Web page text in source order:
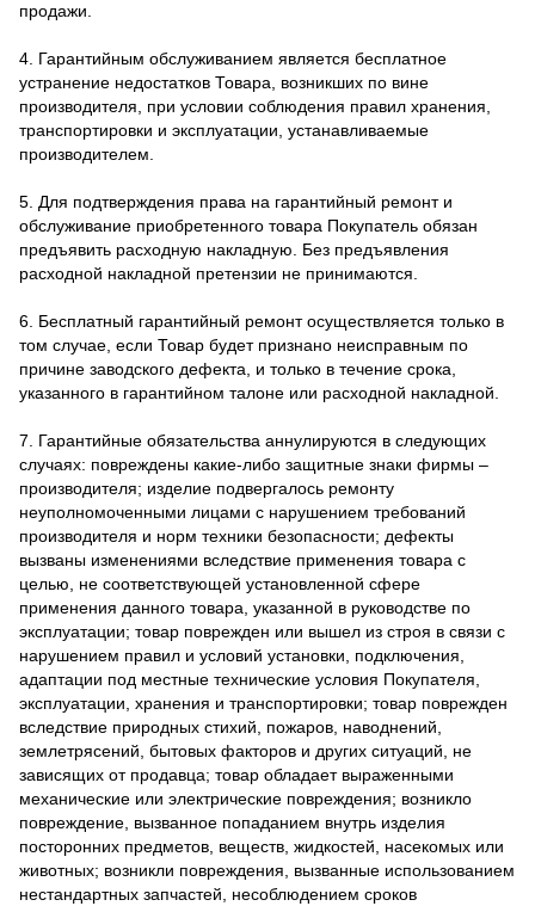
продажи.
4. Гарантийным обслуживанием является бесплатное
устранение недостатков Товара, возникших по вине
производителя, при условии соблюдения правил хранения,
транспортировки и эксплуатации, устанавливаемые
производителем.
5. Для подтверждения права на гарантийный ремонт и
обслуживание приобретенного товара Покупатель обязан
предъявить расходную накладную. Без предъявления
расходной накладной претензии не принимаются.
6. Бесплатный гарантийный ремонт осуществляется только в
том случае, если Товар будет признано неисправным по
причине заводского дефекта, и только в течение срока,
указанного в гарантийном талоне или расходной накладной.
7. Гарантийные обязательства аннулируются в следующих
случаях: повреждены какие-либо защитные знаки фирмы –
производителя; изделие подвергалось ремонту
неуполномоченными лицами с нарушением требований
производителя и норм техники безопасности; дефекты
вызваны изменениями вследствие применения товара с
целью, не соответствующей установленной сфере
применения данного товара, указанной в руководстве по
эксплуатации; товар поврежден или вышел из строя в связи с
нарушением правил и условий установки, подключения,
адаптации под местные технические условия Покупателя,
эксплуатации, хранения и транспортировки; товар поврежден
вследствие природных стихий, пожаров, наводнений,
землетрясений, бытовых факторов и других ситуаций, не
зависящих от продавца; товар обладает выраженными
механические или электрические повреждения; возникло
повреждение, вызванное попаданием внутрь изделия
посторонних предметов, веществ, жидкостей, насекомых или
животных; возникли повреждения, вызванные использованием
нестандартных запчастей, несоблюдением сроков